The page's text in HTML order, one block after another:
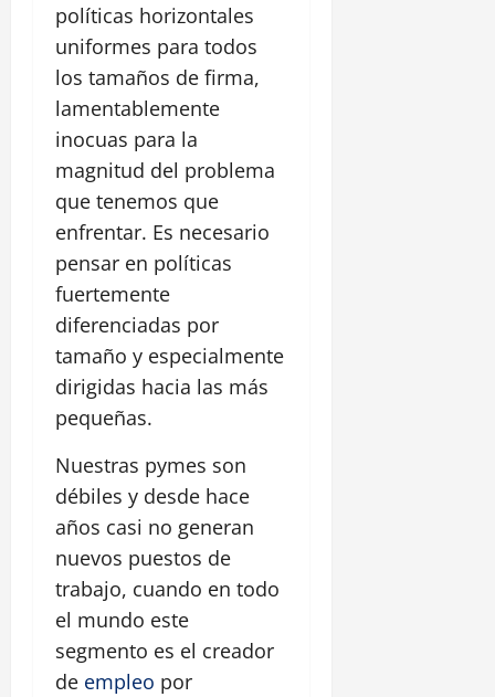
políticas horizontales
uniformes para todos
los tamaños de firma,
lamentablemente
inocuas para la
magnitud del problema
que tenemos que
enfrentar. Es necesario
pensar en políticas
fuertemente
diferenciadas por
tamaño y especialmente
dirigidas hacia las más
pequeñas.
Nuestras pymes son
débiles y desde hace
años casi no generan
nuevos puestos de
trabajo, cuando en todo
el mundo este
segmento es el creador
de empleo por